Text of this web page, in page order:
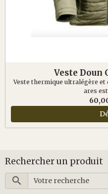
Veste Doun
Veste thermique ultralégère et
ares
Rechercher un produit